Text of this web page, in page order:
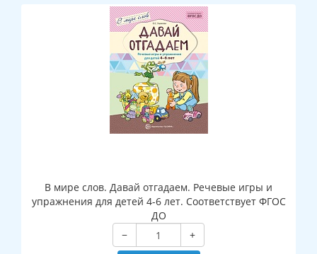
В мире слов. Давай отгадаем. Речевые игры и
упражнения для детей 4-6 лет. Соответствует ФГОС
ДО
−
+